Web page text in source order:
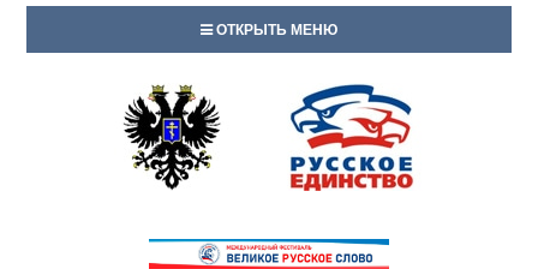
ОТКРЫТЬ МЕНЮ